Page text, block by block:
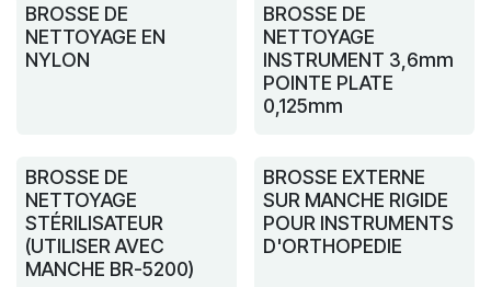
BROSSE DE
NETTOYAGE EN
NYLON
BROSSE DE
NETTOYAGE
INSTRUMENT 3,6mm
POINTE PLATE
0,125mm
BROSSE DE
NETTOYAGE
STÉRILISATEUR
(UTILISER AVEC
MANCHE BR-5200)
BROSSE EXTERNE
SUR MANCHE RIGIDE
POUR INSTRUMENTS
D'ORTHOPEDIE